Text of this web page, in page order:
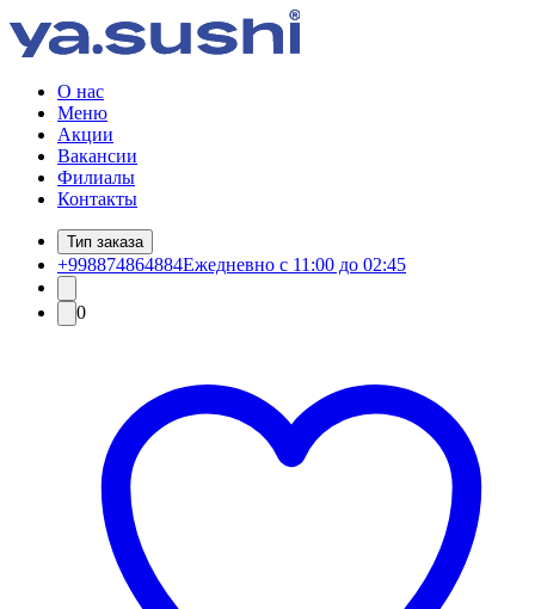
О нас
Меню
Акции
Вакансии
Филиалы
Контакты
Тип заказа
+998874864884Ежедневно с 11:00 до 02:45
0